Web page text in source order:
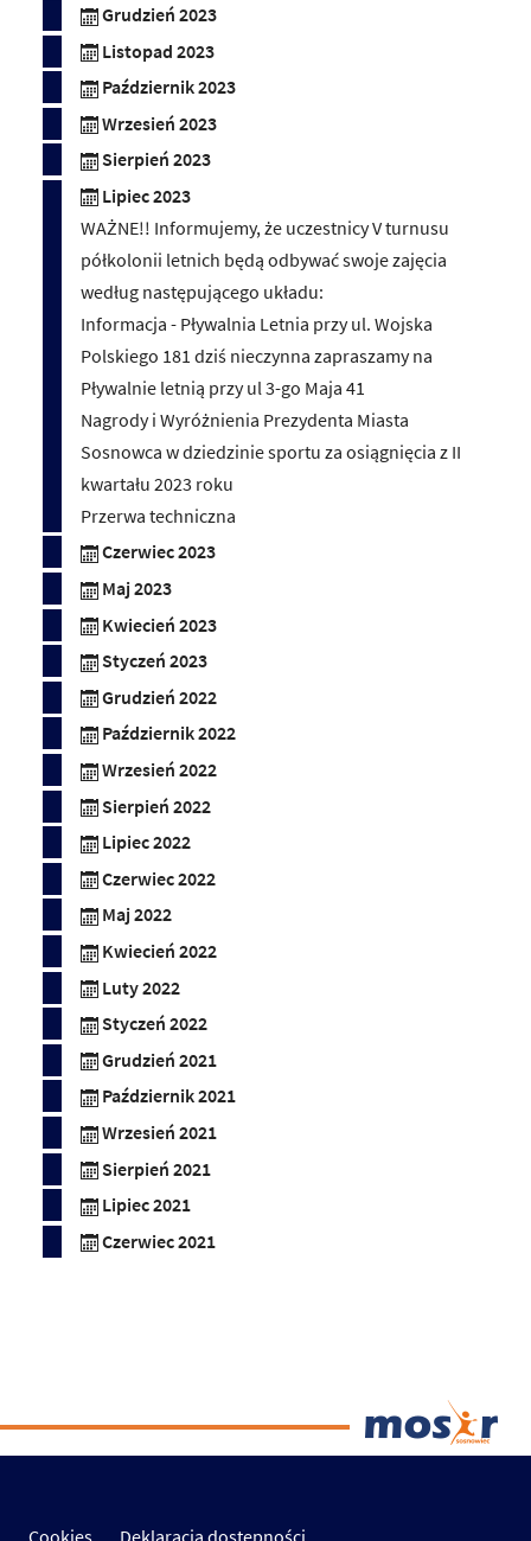
Grudzień 2023
Listopad 2023
Październik 2023
Wrzesień 2023
Sierpień 2023
Lipiec 2023
WAŻNE!! Informujemy, że uczestnicy V turnusu
półkolonii letnich będą odbywać swoje zajęcia
według następującego układu:
Informacja - Pływalnia Letnia przy ul. Wojska
Polskiego 181 dziś nieczynna zapraszamy na
Pływalnie letnią przy ul 3-go Maja 41
Nagrody i Wyróżnienia Prezydenta Miasta
Sosnowca w dziedzinie sportu za osiągnięcia z II
kwartału 2023 roku
Przerwa techniczna
Czerwiec 2023
Maj 2023
Kwiecień 2023
Styczeń 2023
Grudzień 2022
Październik 2022
Wrzesień 2022
Sierpień 2022
Lipiec 2022
Czerwiec 2022
Maj 2022
Kwiecień 2022
Luty 2022
Styczeń 2022
Grudzień 2021
Październik 2021
Wrzesień 2021
Sierpień 2021
Lipiec 2021
Czerwiec 2021
Cookies Deklaracja dostępności